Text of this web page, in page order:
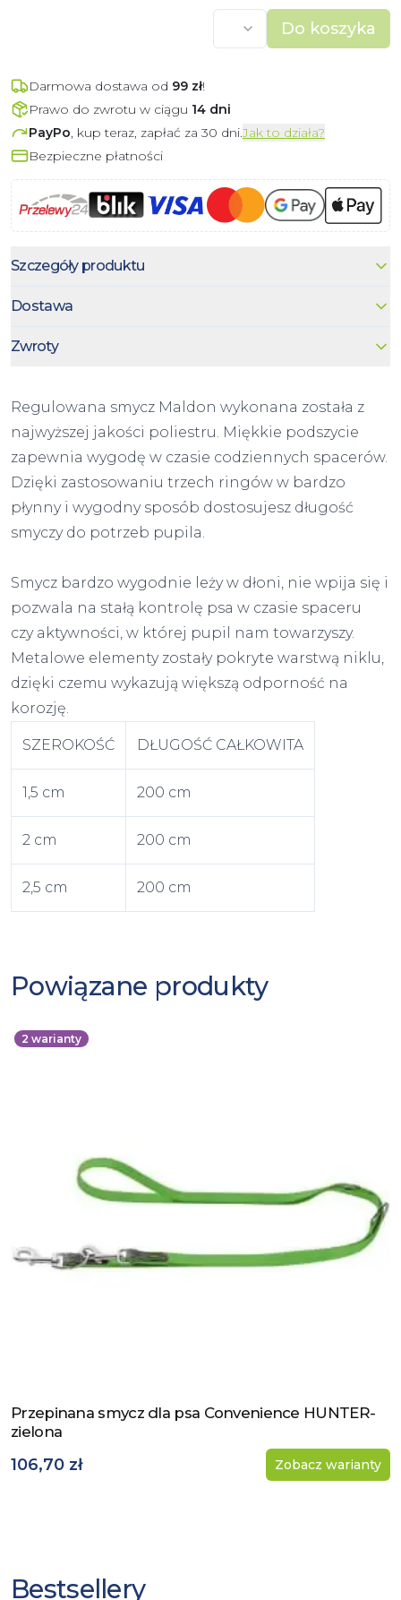
Do koszyka
Darmowa dostawa od 99 zł!
Prawo do zwrotu w ciągu 14 dni
PayPo, kup teraz, zapłać za 30 dni.Jak to działa?
Bezpieczne płatności
Szczegóły produktu
Dostawa
Zwroty
Regulowana smycz Maldon wykonana została z
najwyższej jakości poliestru. Miękkie podszycie
zapewnia wygodę w czasie codziennych spacerów.
Dzięki zastosowaniu trzech ringów w bardzo
płynny i wygodny sposób dostosujesz długość
smyczy do potrzeb pupila.
Smycz bardzo wygodnie leży w dłoni, nie wpija się i
pozwala na stałą kontrolę psa w czasie spaceru
czy aktywności, w której pupil nam towarzyszy.
Metalowe elementy zostały pokryte warstwą niklu,
dzięki czemu wykazują większą odporność na
korozję.
SZEROKOŚĆ DŁUGOŚĆ CAŁKOWITA
1,5 cm 200 cm
2 cm 200 cm
2,5 cm 200 cm
Powiązane produkty
2 warianty
Zobacz produkt
Przepinana smycz dla psa Convenience HUNTER-
zielona
106,70 zł Zobacz warianty
Bestsellery